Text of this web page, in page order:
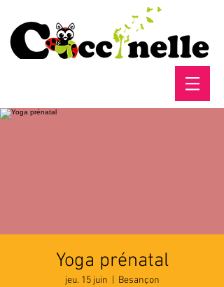
Yoga prénatal
jeu. 15 juin Besançon